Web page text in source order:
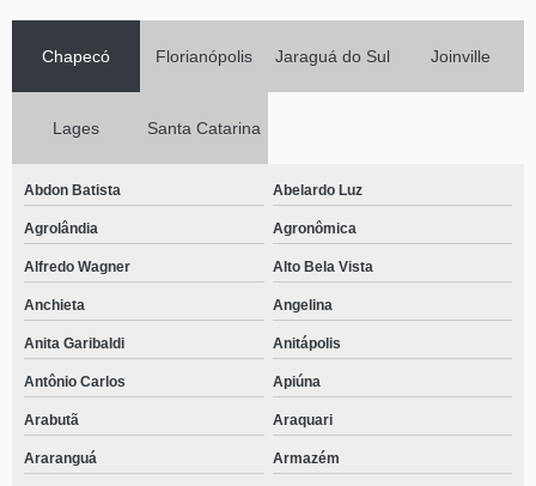
Chapecó Florianópolis Jaraguá do Sul Joinville
Lages Santa Catarina
Abdon Batista Abelardo Luz
Agrolândia Agronômica
Alfredo Wagner Alto Bela Vista
Anchieta Angelina
Anita Garibaldi Anitápolis
Antônio Carlos Apiúna
Arabutã Araquari
Araranguá Armazém